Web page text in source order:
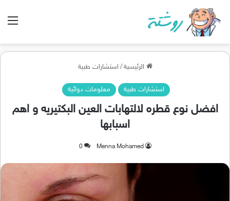
الرئيسية / استشارات طبية
استشارات طبية معلومات دوائية
افضل نوع قطره لالتهابات العين البكتيريه و اهم
اسبابها
Menna Mohamed
0